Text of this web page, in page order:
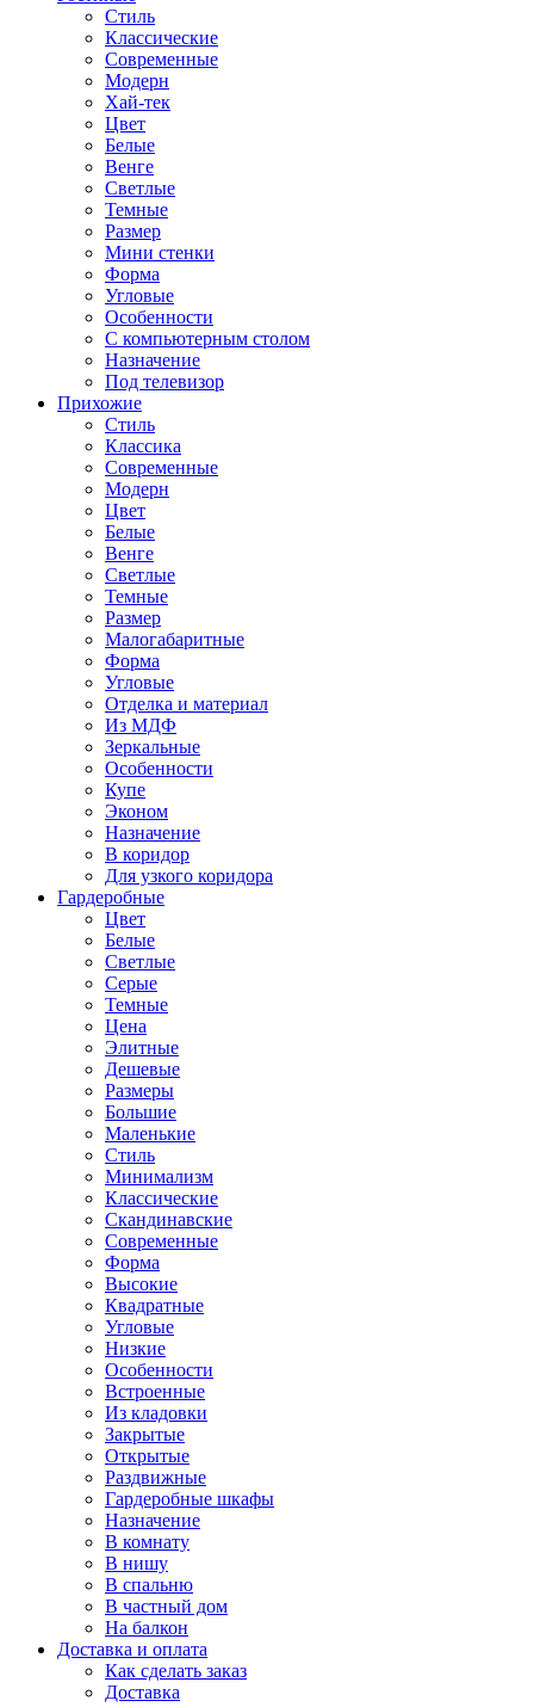
Стиль
Классические
Современные
Модерн
Хай-тек
Цвет
Белые
Венге
Светлые
Темные
Размер
Мини стенки
Форма
Угловые
Особенности
С компьютерным столом
Назначение
Под телевизор
Прихожие
Стиль
Классика
Современные
Модерн
Цвет
Белые
Венге
Светлые
Темные
Размер
Малогабаритные
Форма
Угловые
Отделка и материал
Из МДФ
Зеркальные
Особенности
Купе
Эконом
Назначение
В коридор
Для узкого коридора
Гардеробные
Цвет
Белые
Светлые
Серые
Темные
Цена
Элитные
Дешевые
Размеры
Большие
Маленькие
Стиль
Минимализм
Классические
Скандинавские
Современные
Форма
Высокие
Квадратные
Угловые
Низкие
Особенности
Встроенные
Из кладовки
Закрытые
Открытые
Раздвижные
Гардеробные шкафы
Назначение
В комнату
В нишу
В спальню
В частный дом
На балкон
Доставка и оплата
Как сделать заказ
Доставка